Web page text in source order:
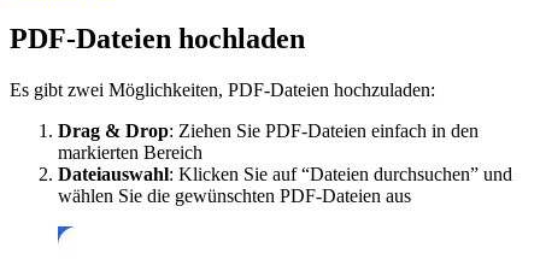
PDF-Dateien hochladen
Es gibt zwei Möglichkeiten, PDF-Dateien hochzuladen:
Drag & Drop: Ziehen Sie PDF-Dateien einfach in den
markierten Bereich
Dateiauswahl: Klicken Sie auf “Dateien durchsuchen” und
wählen Sie die gewünschten PDF-Dateien aus